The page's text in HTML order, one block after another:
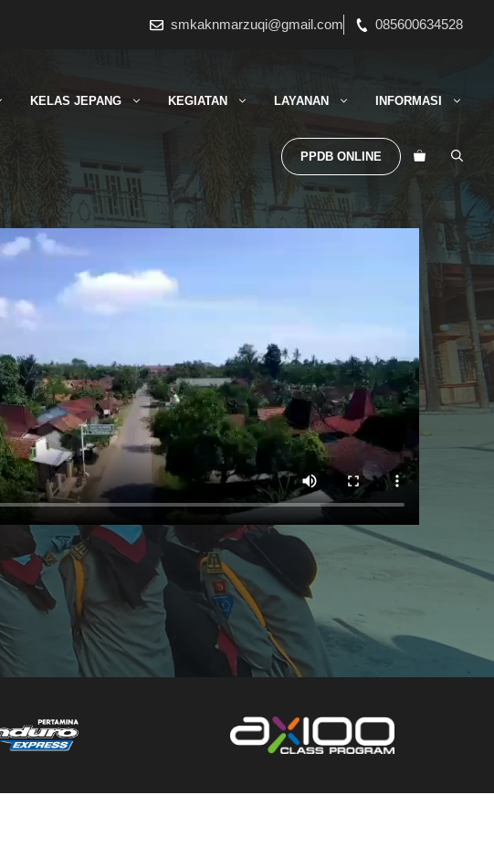
smkaknmarzuqi@gmail.com 085600634528
KELAS JEPANG KEGIATAN LAYANAN INFORMASI
PPDB ONLINE